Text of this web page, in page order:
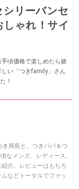
リーバンセ
ゃれ！サイ
頃価格で楽しめたら嬉
い「つきfamily」さん
！
なメンズ、レディース、
介。レビューはもちろ
などトータルでファッ